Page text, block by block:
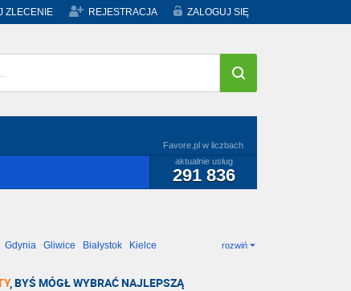
ZLECENIE REJESTRACJA ZALOGUJ SIĘ
Favore.pl w liczbach
aktualnie usług
291 836
Gdynia Gliwice Białystok
Kielce
rozwiń
, BYŚ MÓGŁ WYBRAĆ NAJLEPSZĄ